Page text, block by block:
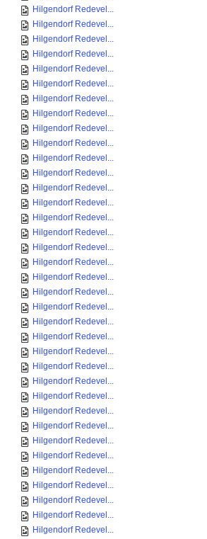
Hilgendorf Redevel...
Hilgendorf Redevel...
Hilgendorf Redevel...
Hilgendorf Redevel...
Hilgendorf Redevel...
Hilgendorf Redevel...
Hilgendorf Redevel...
Hilgendorf Redevel...
Hilgendorf Redevel...
Hilgendorf Redevel...
Hilgendorf Redevel...
Hilgendorf Redevel...
Hilgendorf Redevel...
Hilgendorf Redevel...
Hilgendorf Redevel...
Hilgendorf Redevel...
Hilgendorf Redevel...
Hilgendorf Redevel...
Hilgendorf Redevel...
Hilgendorf Redevel...
Hilgendorf Redevel...
Hilgendorf Redevel...
Hilgendorf Redevel...
Hilgendorf Redevel...
Hilgendorf Redevel...
Hilgendorf Redevel...
Hilgendorf Redevel...
Hilgendorf Redevel...
Hilgendorf Redevel...
Hilgendorf Redevel...
Hilgendorf Redevel...
Hilgendorf Redevel...
Hilgendorf Redevel...
Hilgendorf Redevel...
Hilgendorf Redevel...
Hilgendorf Redevel...